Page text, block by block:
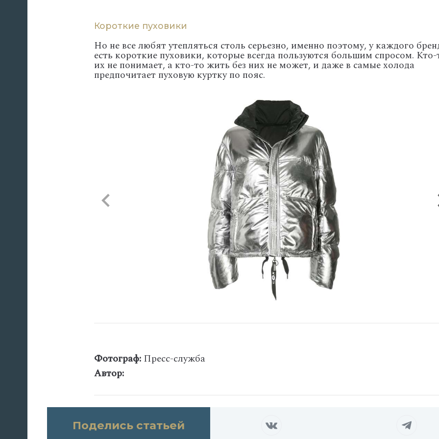
Короткие пуховики
Но не все любят утепляться столь серьезно, именно поэтому, у каждого
есть короткие пуховики, которые всегда пользуются большим спросом. Кто-
их не понимает, а кто-то жить без них не может, и даже в самые холода
предпочитает пуховую куртку по пояс.
Фотограф: Пресс-служба
Автор:
Поделись статьей